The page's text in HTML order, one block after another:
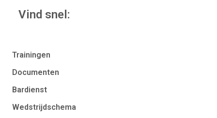
Vind snel:
Trainingen
Documenten
Bardienst
Wedstrijdschema